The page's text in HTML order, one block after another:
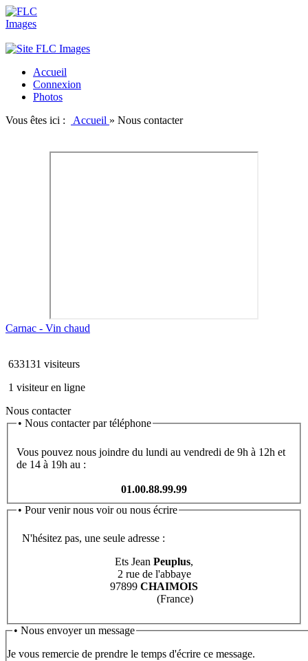
Accueil
Connexion
Photos
Vous êtes ici :
Accueil » Nous contacter
Carnac - Vin chaud
633131 visiteurs
1 visiteur en ligne
Nous contacter
• Nous contacter par téléphone
Vous pouvez nous joindre du lundi au vendredi de 9h à 12h et
de 14 à 19h au :
01.00.88.99.99
• Pour venir nous voir ou nous écrire
N'hésitez pas, une seule adresse :
Ets Jean Peuplus,
2 rue de l'abbaye
97899 CHAIMOIS
(France)
• Nous envoyer un message
Je vous remercie de prendre le temps d'écrire ce message.